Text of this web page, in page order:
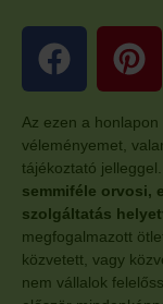
Az ezen a
véleményemet,
tájékoztató
semmiféle orvosi,
szolgáltatás
megfogalmazott
közvetett, vagy
nem vállalok